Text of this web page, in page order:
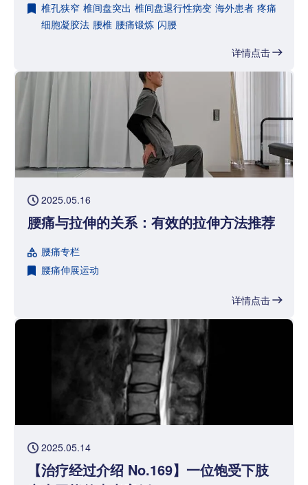
椎孔狭窄 椎间盘突出 椎间盘退行性病变 海外患者 疼痛
细胞凝胶法 腰椎 腰痛锻炼 闪腰
详情点击
2025.05.16
腰痛与拉伸的关系：有效的拉伸方法推荐
腰痛专栏
腰痛伸展运动
详情点击
2025.05.14
【治疗经过介绍 No.169】一位饱受下肢